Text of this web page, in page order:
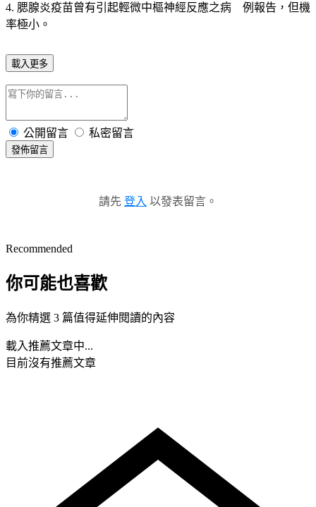
4. 腮腺炎疫苗曾有引起輕微中樞神經反應之病 例報告，但機
率極小。
載入更多
公開留言 私密留言
發佈留言
請先 登入 以發表留言。
Recommended
你可能也喜歡
為你精選 3 篇值得延伸閱讀的內容
載入推薦文章中...
目前沒有推薦文章